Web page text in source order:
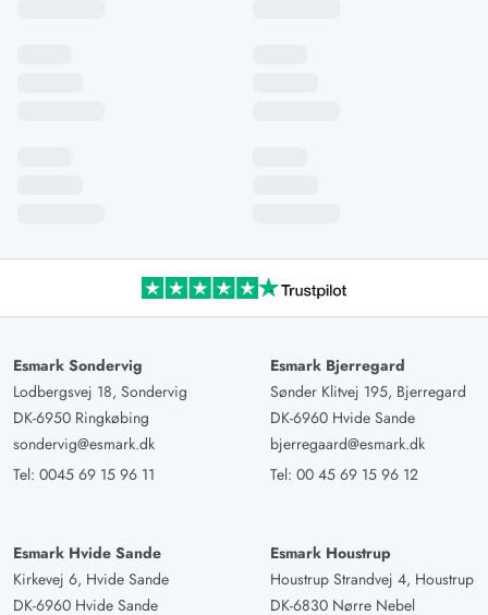
Esmark Sondervig
Lodbergsvej 18, Sondervig
DK-6950 Ringkøbing
sondervig@esmark.dk
Tel: 0045 69 15 96 11
Esmark Bjerregard
Sønder Klitvej 195, Bjerregard
DK-6960 Hvide Sande
bjerregaard@esmark.dk
Tel: 00 45 69 15 96 12
Esmark Hvide Sande
Kirkevej 6, Hvide Sande
DK-6960 Hvide Sande
Esmark Houstrup
Houstrup Strandvej 4, Houstrup
DK-6830 Nørre Nebel